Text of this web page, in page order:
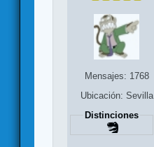
Mensajes: 1768
Ubicación: Sevilla
Distinciones